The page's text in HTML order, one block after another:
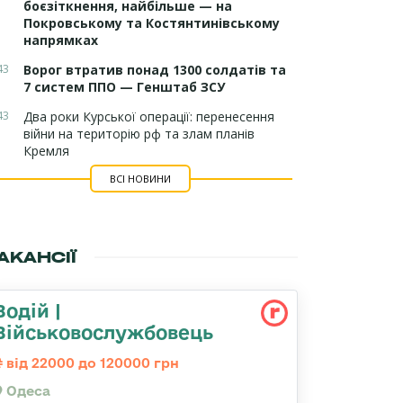
боєзіткнення, найбільше — на
Покровському та Костянтинівському
напрямках
Ворог втратив понад 1300 солдатів та
7 систем ППО — Генштаб ЗСУ
Два роки Курської операції: перенесення
війни на територію рф та злам планів
Кремля
ВСІ НОВИНИ
|
від 22000 до 120000 грн
Одеса